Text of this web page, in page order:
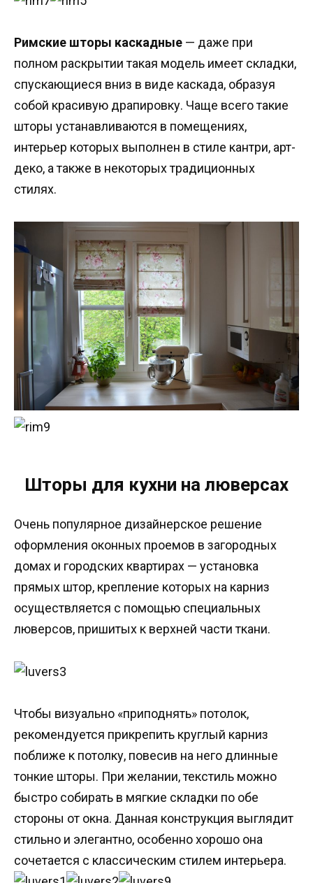
Римские шторы каскадные — даже при
полном раскрытии такая модель имеет складки,
спускающиеся вниз в виде каскада, образуя
собой красивую драпировку. Чаще всего такие
шторы устанавливаются в помещениях,
интерьер которых выполнен в стиле кантри, арт-
деко, а также в некоторых традиционных
стилях.
Шторы для кухни на люверсах
Очень популярное дизайнерское решение
оформления оконных проемов в загородных
домах и городских квартирах — установка
прямых штор, крепление которых на карниз
осуществляется с помощью специальных
люверсов, пришитых к верхней части ткани.
Чтобы визуально «приподнять» потолок,
рекомендуется прикрепить круглый карниз
поближе к потолку, повесив на него длинные
тонкие шторы. При желании, текстиль можно
быстро собирать в мягкие складки по обе
стороны от окна. Данная конструкция выглядит
стильно и элегантно, особенно хорошо она
сочетается с классическим стилем интерьера.